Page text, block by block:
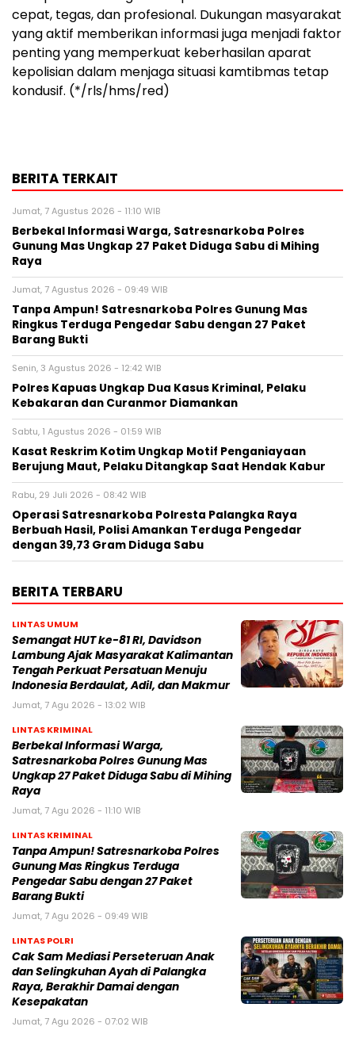
cepat, tegas, dan profesional. Dukungan masyarakat
yang aktif memberikan informasi juga menjadi faktor
penting yang memperkuat keberhasilan aparat
kepolisian dalam menjaga situasi kamtibmas tetap
kondusif. (*/rls/hms/red)
BERITA TERKAIT
Jumat, 7 Agustus 2026 - 11:10 WIB
Berbekal Informasi Warga, Satresnarkoba Polres
Gunung Mas Ungkap 27 Paket Diduga Sabu di Mihing
Raya
Jumat, 7 Agustus 2026 - 09:49 WIB
Tanpa Ampun! Satresnarkoba Polres Gunung Mas
Ringkus Terduga Pengedar Sabu dengan 27 Paket
Barang Bukti
Senin, 3 Agustus 2026 - 12:42 WIB
Polres Kapuas Ungkap Dua Kasus Kriminal, Pelaku
Kebakaran dan Curanmor Diamankan
Sabtu, 1 Agustus 2026 - 01:59 WIB
Kasat Reskrim Kotim Ungkap Motif Penganiayaan
Berujung Maut, Pelaku Ditangkap Saat Hendak Kabur
Rabu, 29 Juli 2026 - 08:42 WIB
Operasi Satresnarkoba Polresta Palangka Raya
Berbuah Hasil, Polisi Amankan Terduga Pengedar
dengan 39,73 Gram Diduga Sabu
BERITA TERBARU
LINTAS UMUM
Semangat HUT ke-81 RI, Davidson
Lambung Ajak Masyarakat Kalimantan
Tengah Perkuat Persatuan Menuju
Indonesia Berdaulat, Adil, dan Makmur
Jumat, 7 Agu 2026 - 13:02 WIB
LINTAS KRIMINAL
Berbekal Informasi Warga,
Satresnarkoba Polres Gunung Mas
Ungkap 27 Paket Diduga Sabu di Mihing
Raya
Jumat, 7 Agu 2026 - 11:10 WIB
LINTAS KRIMINAL
Tanpa Ampun! Satresnarkoba Polres
Gunung Mas Ringkus Terduga
Pengedar Sabu dengan 27 Paket
Barang Bukti
Jumat, 7 Agu 2026 - 09:49 WIB
LINTAS POLRI
Cak Sam Mediasi Perseteruan Anak
dan Selingkuhan Ayah di Palangka
Raya, Berakhir Damai dengan
Kesepakatan
Jumat, 7 Agu 2026 - 07:02 WIB